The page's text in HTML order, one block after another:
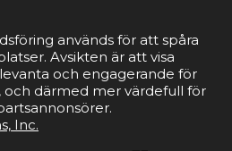
används för att spåra
Avsikten är att visa
och engagerande för
och därmed mer värdefull för
Inc.